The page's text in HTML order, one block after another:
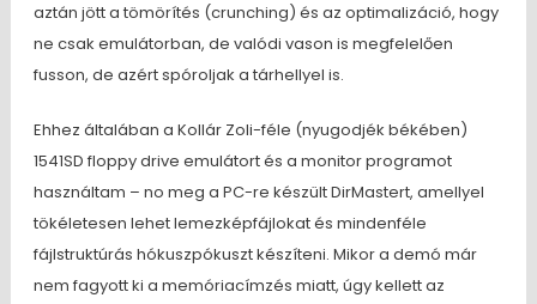
aztán jött a tömörítés (crunching) és az optimalizáció, hogy
ne csak emulátorban, de valódi vason is megfelelően
fusson, de azért spóroljak a tárhellyel is.
Ehhez általában a Kollár Zoli-féle (nyugodjék békében)
1541SD floppy drive emulátort és a monitor programot
használtam – no meg a PC-re készült DirMastert, amellyel
tökéletesen lehet lemezképfájlokat és mindenféle
fájlstruktúrás hókuszpókuszt készíteni. Mikor a demó már
nem fagyott ki a memóriacímzés miatt, úgy kellett az